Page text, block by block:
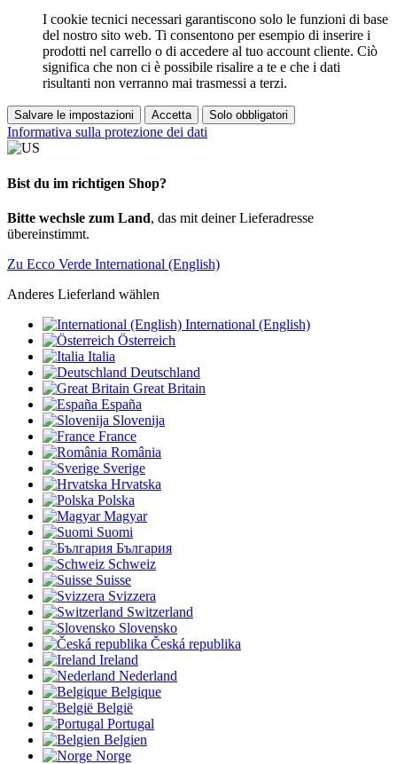
I cookie tecnici necessari garantiscono solo le funzioni di base
del nostro sito web. Ti consentono per esempio di inserire i
prodotti nel carrello o di accedere al tuo account cliente. Ciò
significa che non ci è possibile risalire a te e che i dati
risultanti non verranno mai trasmessi a terzi.
Salvare le impostazioni Accetta Solo obbligatori
Informativa sulla protezione dei dati
Bist du im richtigen Shop?
Bitte wechsle zum Land, das mit deiner Lieferadresse
übereinstimmt.
Zu Ecco Verde International (English)
Anderes Lieferland wählen
International (English)
Österreich
Italia
Deutschland
Great Britain
España
Slovenija
France
România
Sverige
Hrvatska
Polska
Magyar
Suomi
България
Schweiz
Suisse
Svizzera
Switzerland
Slovensko
Česká republika
Ireland
Nederland
Belgique
België
Portugal
Belgien
Norge